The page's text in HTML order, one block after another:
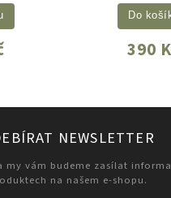
390
Do
NEWSLETTER
my vám budeme zasílat
na našem e-shopu.